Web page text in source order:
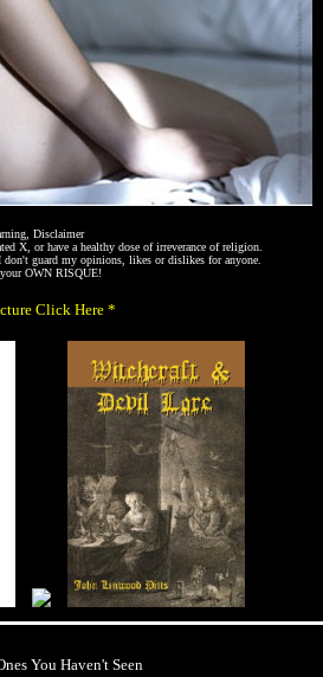
Disclaimer
X, or have a healthy dose of irreverance of religion.
don't guard my opinions, likes or dislikes for anyone.
OWN RISQUE!
Click Here *
You Haven't Seen